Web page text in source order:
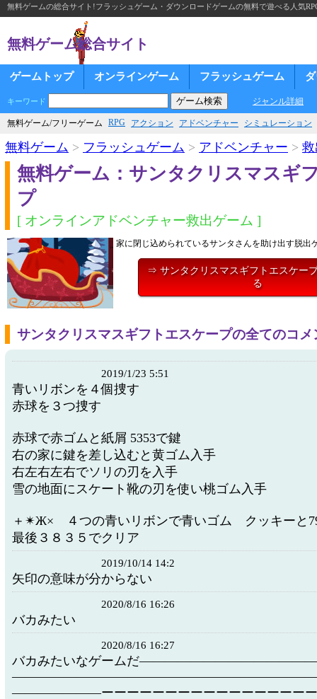
無料ゲームの総合サイト!フラッシュゲーム・ダウンロードゲームの無料で遊べる人気
無料ゲーム総合サイト
ゲームトップ オンラインゲーム フラッシュゲーム
キーワード ジャンル詳細
無料ゲーム/フリーゲーム RPG アクション アドベンチャー シミュレーション
無料ゲーム > フラッシュゲーム > アドベンチャー >
無料ゲーム：サンタクリスマスギ
プ
[ オンラインアドベンチャー救出ゲーム ]
家に閉じ込められているサンタさんを助け出す脱出
⇒ サンタクリスマスギフトエスケー
る
サンタクリスマスギフトエスケープの全てのコメ
2019/1/23 5:51
青いリボンを４個捜す
赤球を３つ捜す
赤球で赤ゴムと紙屑 5353で鍵
右の家に鍵を差し込むと黄ゴム入手
右左右左右でソリの刃を入手
雪の地面にスケート靴の刃を使い桃ゴム入手
＋✴Ж× ４つの青いリボンで青いゴム クッキー
最後３８３５でクリア
2019/10/14 14:2
矢印の意味が分からない
2020/8/16 16:26
バカみたい
2020/8/16 16:27
バカみたいなゲームだ
―――――――ーーーーーーーーーーーーーーーーー